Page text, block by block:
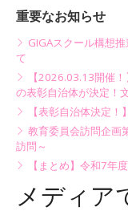
重要なお知らせ
GIGAスクール構想
て
【2026.03.13開催
の表彰自治体が決定！
【表彰自治体決定
教育委員会訪問企
訪問～
【まとめ】令和7年
メディア